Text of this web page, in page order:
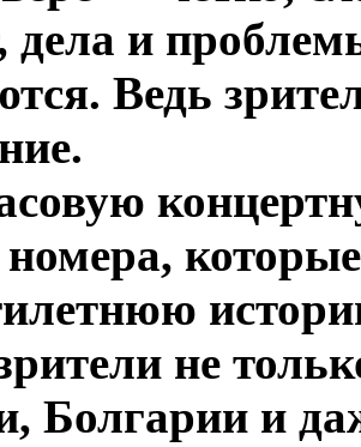
дела и
Ведь
не
Болгарии и